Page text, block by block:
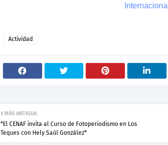
Internacional
Actividad
MÁS ANTIGUA
*El CENAF invita al Curso de Fotoperiodismo en Los
Teques con Hely Saúl González*